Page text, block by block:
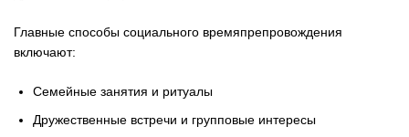
Главные способы социального времяпрепровождения
включают:
Семейные занятия и ритуалы
Дружественные встречи и групповые интересы